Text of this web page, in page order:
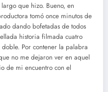
que hizo. Bueno, en
tomó once minutos de
dando bofetadas de todos
historia filmada cuatro
Por contener la palabra
no me dejaron ver en aquel
de mi encuentro con el